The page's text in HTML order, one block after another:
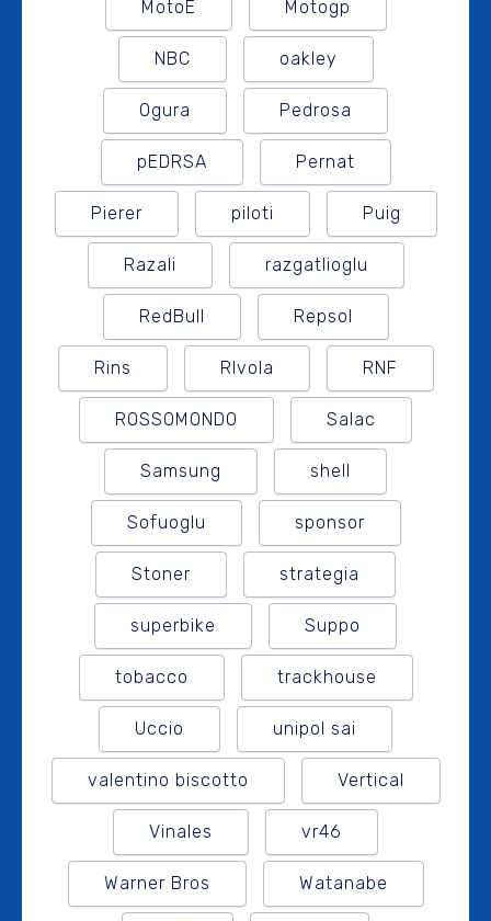
MotoE Motogp
NBC oakley
Ogura Pedrosa
pEDRSA Pernat
Pierer piloti Puig
Razali razgatlioglu
RedBull Repsol
Rins RIvola RNF
ROSSOMONDO Salac
Samsung shell
Sofuoglu sponsor
Stoner strategia
superbike Suppo
tobacco trackhouse
Uccio unipol sai
valentino biscotto Vertical
Vinales vr46
Warner Bros Watanabe